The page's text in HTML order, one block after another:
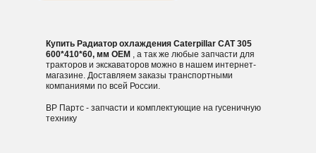
Купить Радиатор охлаждения Caterpillar CAT 305
600*410*60, мм OEM , а так же любые запчасти для
тракторов и экскаваторов можно в нашем интернет-
магазине. Доставляем заказы транспортными
компаниями по всей России.
ВР Партс - запчасти и комплектующие на гусеничную
технику